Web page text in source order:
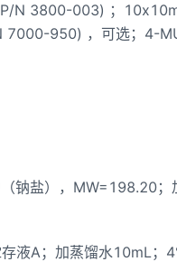
N 3800-003) ；
950) ，可选；4-
盐），MW=198.20；
液A；加蒸馏水10mL；